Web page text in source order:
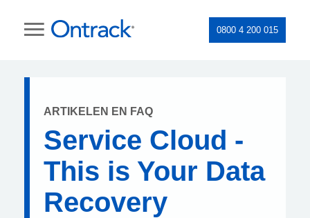
0800 4 200 015
ARTIKELEN EN FAQ
Service Cloud -
This is Your Data
Recovery